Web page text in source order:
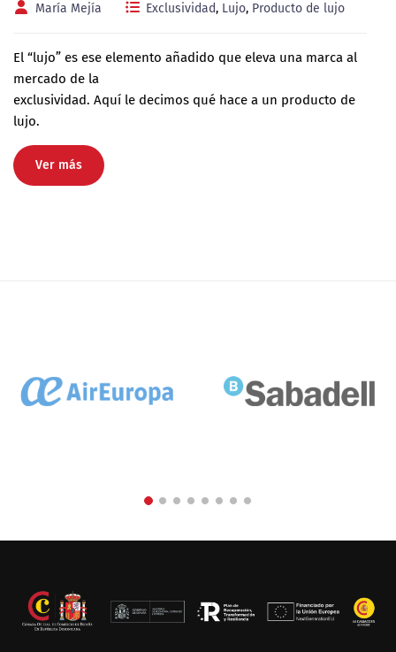
María Mejía Exclusividad, Lujo, Producto de lujo
El “lujo” es ese elemento añadido que eleva una marca al
mercado de la
exclusividad. Aquí le decimos qué hace a un producto de
lujo.
Ver más